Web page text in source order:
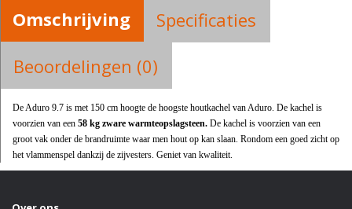
Omschrijving
Specificaties
Beoordelingen (0)
De Aduro 9.7 is met 150 cm hoogte de hoogste houtkachel van Aduro. De kachel is
voorzien van een 58 kg zware warmteopslagsteen. De kachel is voorzien van een
groot vak onder de brandruimte waar men hout op kan slaan. Rondom een goed zicht op
het vlammenspel dankzij de zijvesters. Geniet van kwaliteit.